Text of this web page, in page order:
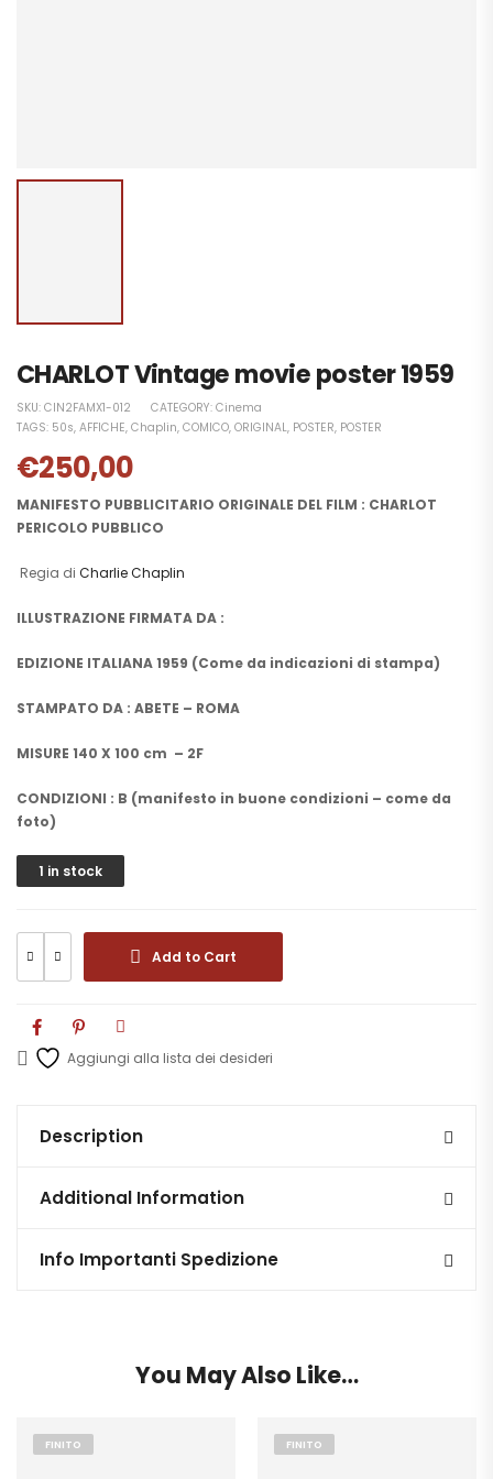
CHARLOT Vintage movie poster 1959
SKU: CIN2FAMX1-012 CATEGORY: Cinema
TAGS: 50s, AFFICHE, Chaplin, COMICO, ORIGINAL, POSTER, POSTER
€250,00
MANIFESTO PUBBLICITARIO ORIGINALE DEL FILM : CHARLOT
PERICOLO PUBBLICO
Regia di Charlie Chaplin
ILLUSTRAZIONE FIRMATA DA :
EDIZIONE ITALIANA 1959 (Come da indicazioni di stampa)
STAMPATO DA : ABETE – ROMA
MISURE 140 X 100 cm – 2F
CONDIZIONI : B (manifesto in buone condizioni – come da
foto)
1 in stock
Add to Cart
Aggiungi alla lista dei desideri
Description
Additional Information
Info Importanti Spedizione
You May Also Like…
FINITO FINITO